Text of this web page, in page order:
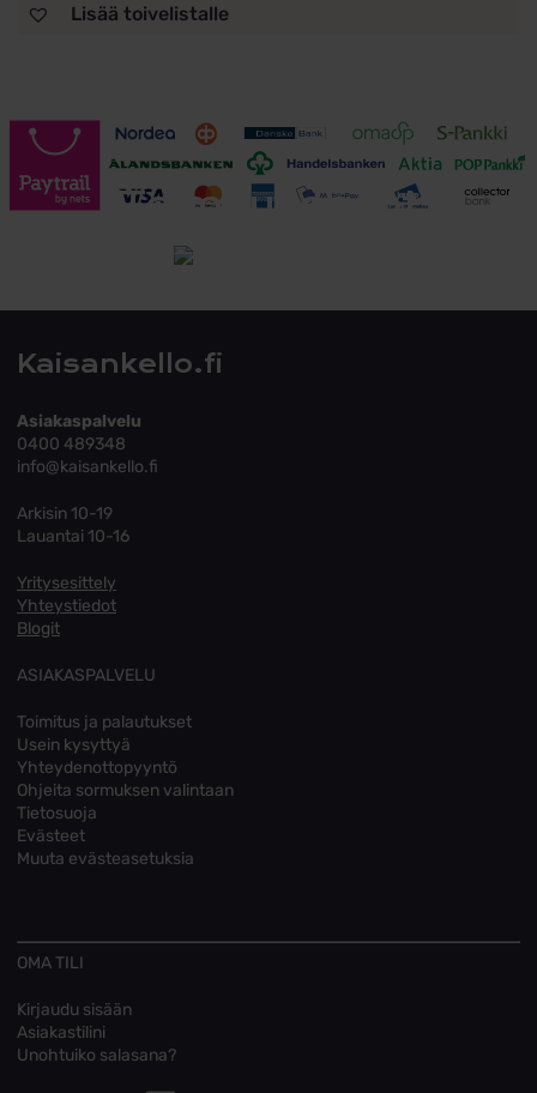
Lisää toivelistalle
Toimitusehdot
Kaisankello.fi
Asiakaspalvelu
0400 489348
info@kaisankello.fi
Arkisin 10-19
Lauantai 10-16
Yritysesittely
Yhteystiedot
Blogit
ASIAKASPALVELU
Toimitus ja palautukset
Usein kysyttyä
Yhteydenottopyyntö
Ohjeita sormuksen valintaan
Tietosuoja
Evästeet
Muuta evästeasetuksia
OMA TILI
Kirjaudu sisään
Asiakastilini
Unohtuiko salasana?